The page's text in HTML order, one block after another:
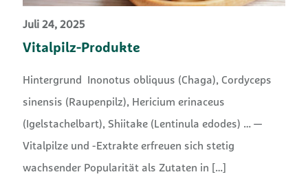
Juli 24, 2025
Vitalpilz-Produkte
Hintergrund Inonotus obliquus (Chaga), Cordyceps
sinensis (Raupenpilz), Hericium erinaceus
(Igelstachelbart), Shiitake (Lentinula edodes) … —
Vitalpilze und -Extrakte erfreuen sich stetig
wachsender Popularität als Zutaten in […]